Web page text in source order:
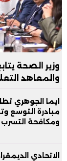
وزير الصحة
والمعاهد
ايما الجوهري
مبادرة التوسع
ومكافحة
الاتحادي